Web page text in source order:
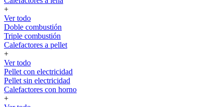
+
Ver todo
Doble combustión
Triple combustión
Calefactores a pellet
+
Ver todo
Pellet con electricidad
Pellet sin electricidad
Calefactores con horno
+